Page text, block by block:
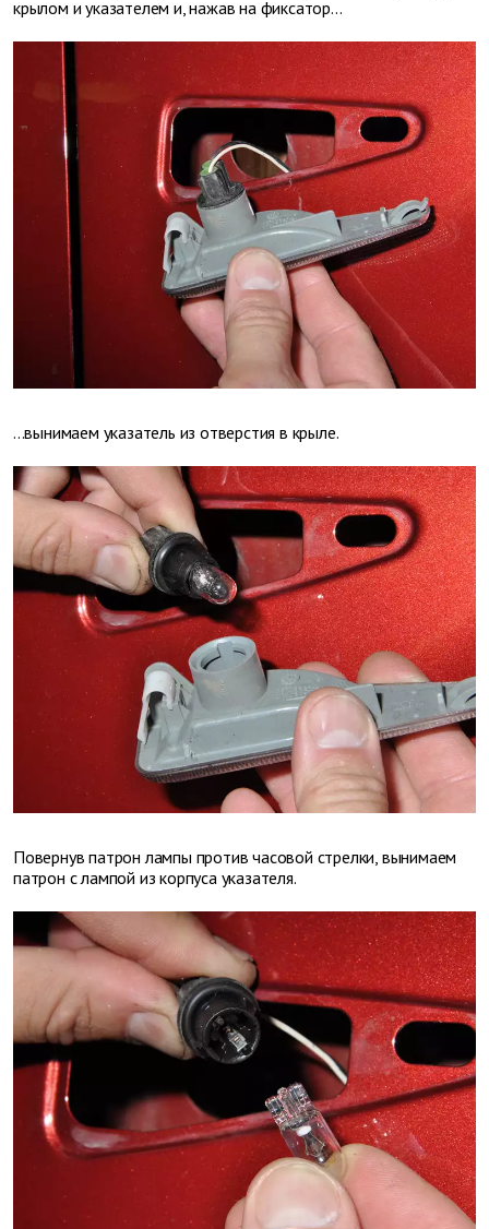
крылом и указателем и, нажав на фиксатор...
...вынимаем указатель из отверстия в крыле.
Повернув патрон лампы против часовой стрелки, вынимаем
патрон с лампой из корпуса указателя.